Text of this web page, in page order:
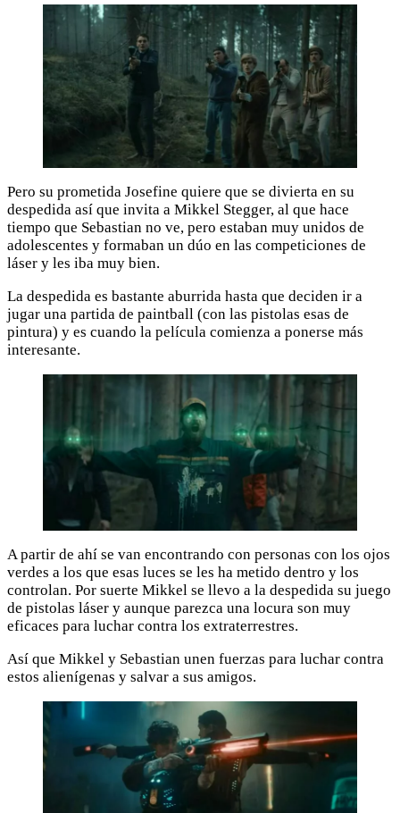
Pero su prometida Josefine quiere que se divierta en su
despedida así que invita a Mikkel Stegger, al que hace
tiempo que Sebastian no ve, pero estaban muy unidos de
adolescentes y formaban un dúo en las competiciones de
láser y les iba muy bien.
La despedida es bastante aburrida hasta que deciden ir a
jugar una partida de paintball (con las pistolas esas de
pintura) y es cuando la película comienza a ponerse más
interesante.
A partir de ahí se van encontrando con personas con los ojos
verdes a los que esas luces se les ha metido dentro y los
controlan. Por suerte Mikkel se llevo a la despedida su juego
de pistolas láser y aunque parezca una locura son muy
eficaces para luchar contra los extraterrestres.
Así que Mikkel y Sebastian unen fuerzas para luchar contra
estos alienígenas y salvar a sus amigos.